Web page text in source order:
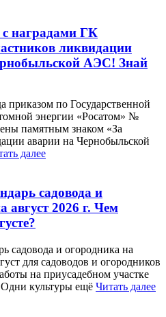
наградами ГК
ликвидации
АЭС! Знай
приказом по Государственной
энергии «Росатом» №
памятным знаком «За
аварии на Чернобыльской
далее
садовода и
август 2026 г. Чем
садовода и огородника на
для садоводов и огородников
на приусадебном участке
культуры ещё Читать далее